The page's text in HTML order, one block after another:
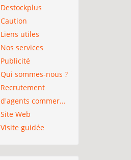
Destockplus
Caution
Liens utiles
Nos services
Publicité
Qui sommes-nous ?
Recrutement
d'agents commer...
Site Web
Visite guidée